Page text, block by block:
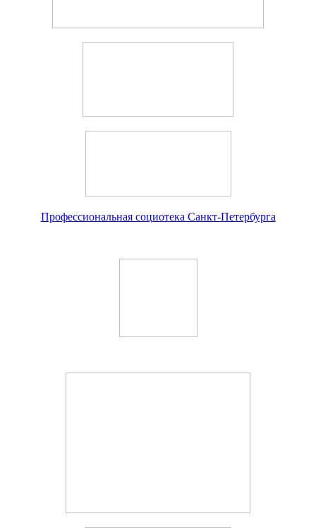
Профессиональная социотека Санкт-Петербурга